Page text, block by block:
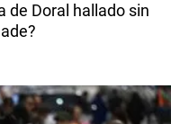
de Doral hallado sin